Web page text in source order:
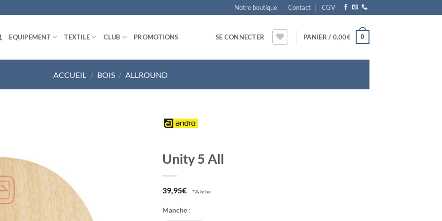
Notre boutique Contact CGV
EQUIPEMENT TEXTILE CLUB PROMOTIONS SE CONNECTER PANIER / 0,00€ 0
ACCUEIL / BOIS / ALLROUND
Unity 5 All
39,95€ TVA incluse
Manche :